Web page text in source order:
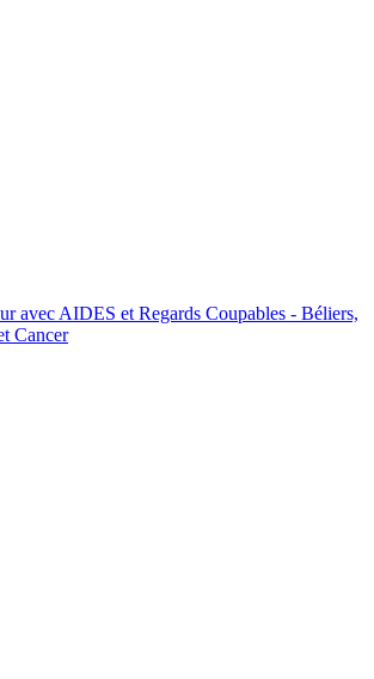
avec AIDES et Regards Coupables - Béliers,
Cancer